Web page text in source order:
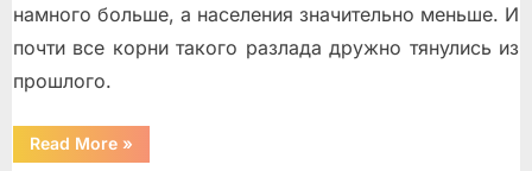
намного больше, а населения значительно меньше. И
почти все корни такого разлада дружно тянулись из
прошлого.
Read More“Стрелки
перескочили”
»